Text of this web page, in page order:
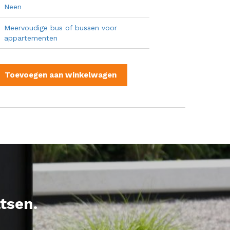
Neen
Meervoudige bus of bussen voor
appartementen
Toevoegen aan winkelwagen